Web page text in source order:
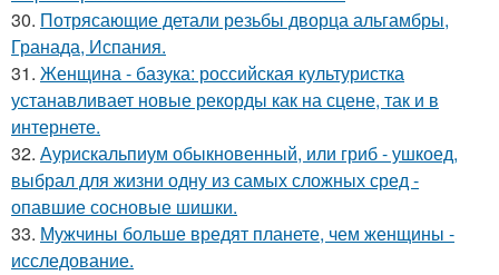
30. Потрясающие детали резьбы дворца альгамбры,
Гранада, Испания.
31. Женщина - базука: российская культуристка
устанавливает новые рекорды как на сцене, так и в
интернете.
32. Аурискальпиум обыкновенный, или гриб - ушкоед,
выбрал для жизни одну из самых сложных сред -
опавшие сосновые шишки.
33. Мужчины больше вредят планете, чем женщины -
исследование.